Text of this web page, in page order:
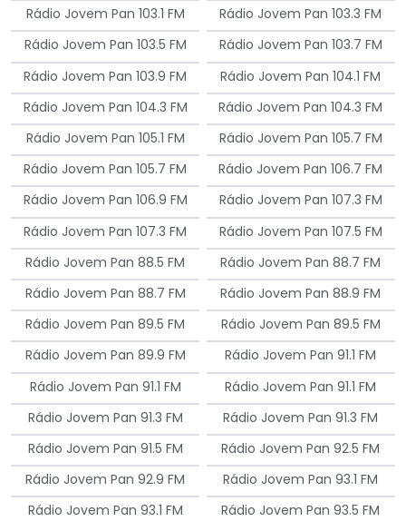
Rádio Jovem Pan 103.1 FM
Rádio Jovem Pan 103.3 FM
Rádio Jovem Pan 103.5 FM
Rádio Jovem Pan 103.7 FM
Rádio Jovem Pan 103.9 FM
Rádio Jovem Pan 104.1 FM
Rádio Jovem Pan 104.3 FM
Rádio Jovem Pan 104.3 FM
Rádio Jovem Pan 105.1 FM
Rádio Jovem Pan 105.7 FM
Rádio Jovem Pan 105.7 FM
Rádio Jovem Pan 106.7 FM
Rádio Jovem Pan 106.9 FM
Rádio Jovem Pan 107.3 FM
Rádio Jovem Pan 107.3 FM
Rádio Jovem Pan 107.5 FM
Rádio Jovem Pan 88.5 FM
Rádio Jovem Pan 88.7 FM
Rádio Jovem Pan 88.7 FM
Rádio Jovem Pan 88.9 FM
Rádio Jovem Pan 89.5 FM
Rádio Jovem Pan 89.5 FM
Rádio Jovem Pan 89.9 FM
Rádio Jovem Pan 91.1 FM
Rádio Jovem Pan 91.1 FM
Rádio Jovem Pan 91.1 FM
Rádio Jovem Pan 91.3 FM
Rádio Jovem Pan 91.3 FM
Rádio Jovem Pan 91.5 FM
Rádio Jovem Pan 92.5 FM
Rádio Jovem Pan 92.9 FM
Rádio Jovem Pan 93.1 FM
Rádio Jovem Pan 93.1 FM
Rádio Jovem Pan 93.5 FM